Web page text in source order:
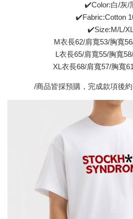
✔️Color:白/灰/
✔️Fabric:Cotton
✔️Size:M/L/
M衣長62/肩寬53/胸寬
L衣長65/肩寬55/胸寬
XL衣長68/肩寬57/胸寬
/商品皆採預購，完成款項後